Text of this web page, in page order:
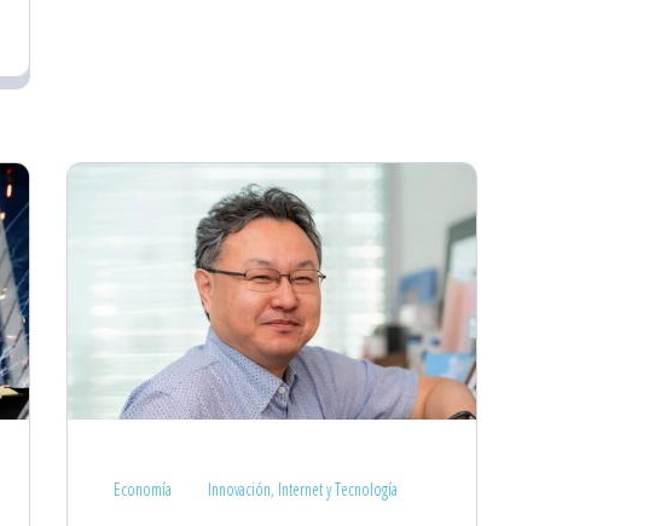
Economía Innovación, Internet y Tecnología